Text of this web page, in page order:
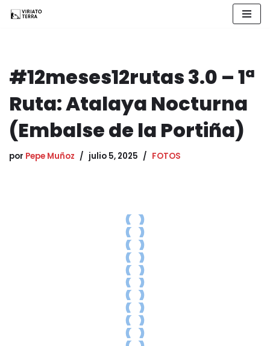
#12meses12rutas 3.0 – 1ª
Ruta: Atalaya Nocturna
(Embalse de la Portiña)
por Pepe Muñoz julio 5, 2025 FOTOS